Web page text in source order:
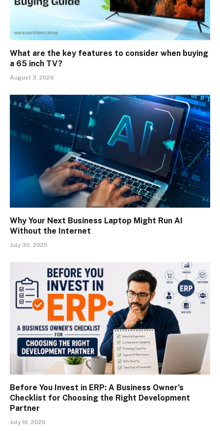
What are the key features to consider when buying
a 65 inch TV?
August 3, 2026
Why Your Next Business Laptop Might Run AI
Without the Internet
July 30, 2026
Before You Invest in ERP: A Business Owner’s
Checklist for Choosing the Right Development
Partner
July 16, 2026